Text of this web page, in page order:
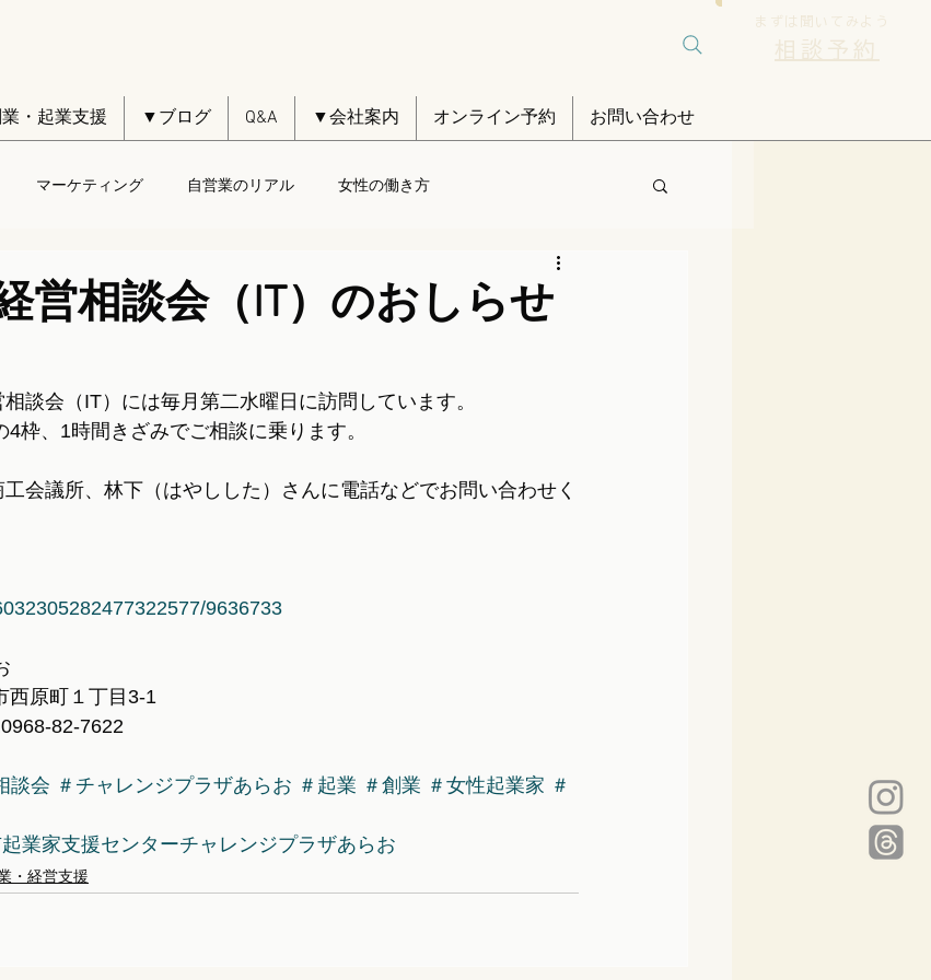
・起業支援 ▼ブログ Q&A ▼会社案内 オンライン予約 お問い合わせ
まずは聞いてみよう
相談予約
マーケティング 自営業のリアル 女性の働き方
営相談会（IT）のおしらせ
談会（IT）には毎月第二水曜日に訪問しています。
枠、1時間きざみでご相談に乗ります。
会議所、林下（はやしした）さんに電話などでお問い合わせく
9636733
西原町１丁目3-1
82-7622
談会 ＃チャレンジプラザあらお ＃起業 ＃創業 ＃女性起業家 ＃
業家支援センターチャレンジプラザあらお
・経営支援